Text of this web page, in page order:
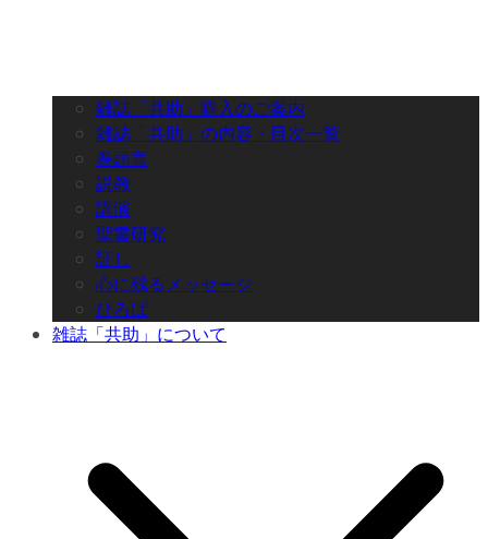
雑誌「共助」購入のご案内
雑誌「共助」の内容・目次一覧
巻頭言
説教
講演
聖書研究
証し
心に残るメッセージ
ひろば
雑誌「共助」について